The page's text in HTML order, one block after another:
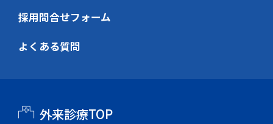
採用問合せフォーム
よくある質問
外来診療TOP